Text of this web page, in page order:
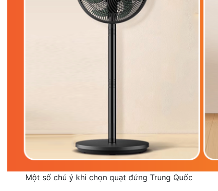
Một số chú ý khi chọn quạt đứng Trung Quốc